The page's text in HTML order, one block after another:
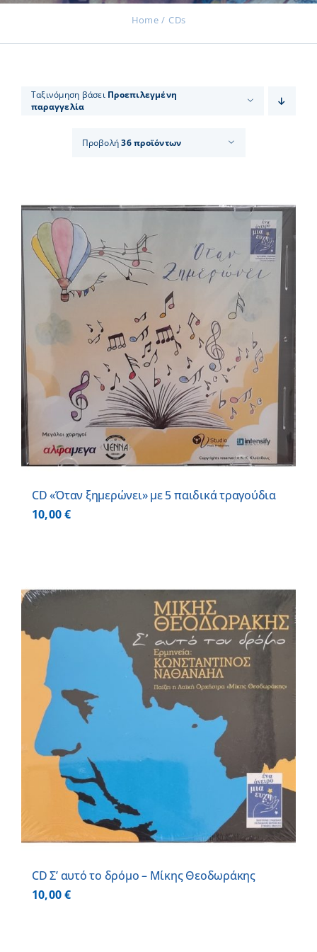
Νέα
Επικοινωνία
Εισφορές
Home CDs
Ταξινόμηση βάσει Προεπιλεγμένη
παραγγελία
Προβολή36 προϊόντων
CD «Όταν ξημερώνει» με 5 παιδικά τραγούδια
10,00€
CD Σ’ αυτό το δρόμο – Μίκης Θεοδωράκης
10,00€